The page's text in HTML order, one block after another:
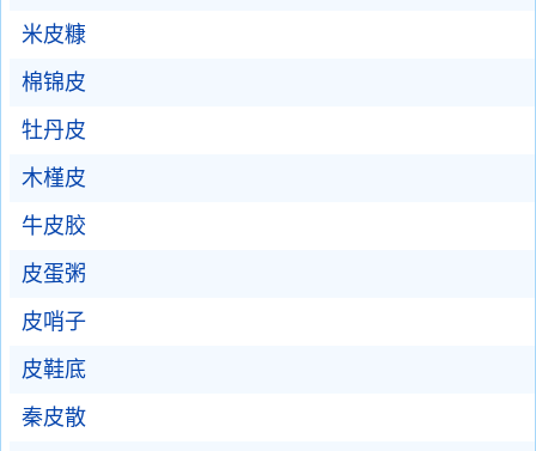
米皮糠
棉锦皮
牡丹皮
木槿皮
牛皮胶
皮蛋粥
皮哨子
皮鞋底
秦皮散